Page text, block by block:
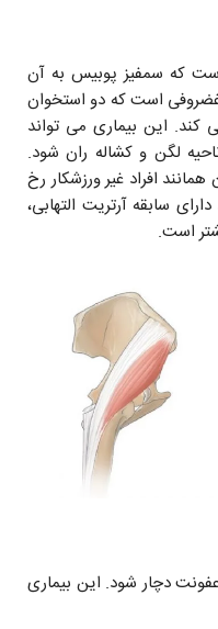
که سمفیز پوبیس به آن
است که دو استخوان
کند. این بیماری می تواند
لگن و کشاله ران شود.
افراد غیر ورزشکار رخ
سابقه آرتریت التهابی،
است.
دچار شود. این بیماری